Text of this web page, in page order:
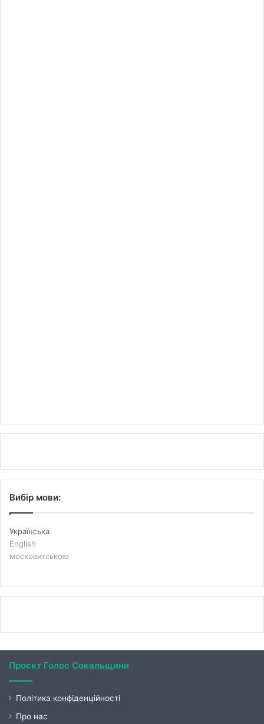
Вибір мови:
Українська
English
московитською
Проєкт Голос Сокальщини
Політика конфіденційності
Про нас